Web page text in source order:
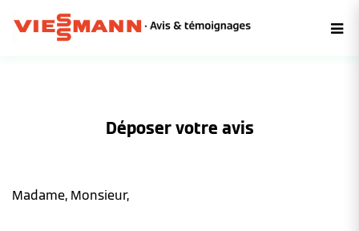
Déposer votre avis
Madame, Monsieur,